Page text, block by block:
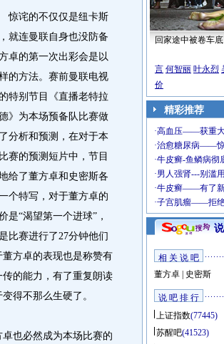
诧的不仅仅是纽卡斯
就连曼联自身也没防备
卓的第一次出彩会是以
的方法。赛前曼联电视
特别节目《直播老特拉
》为本场预备队比赛做
分析和预测，在对于本
赛的预测短片中，节目
给了董方卓和史密斯各
个特写，对于董方卓的
是“渴望第一个进球”，
比赛进行了27分钟他们
方卓的表现也是称赞有
的能力，有了重复朗读
得不那么生硬了。
也必然成为本场比赛的
回家途中被卷车底
言 何智丽 叶永烈
价
精彩推荐
相 关 说 吧
董方卓| 史密斯
说 吧 排 行
上证指数(77445)
苏醒吧(41523)